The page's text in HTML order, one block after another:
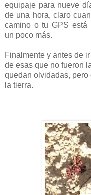
equipaje para nueve
de una hora, claro
camino o tu GPS está
un poco más.
Finalmente y antes de
de esas que no fueron
quedan olvidadas, pero
la tierra.